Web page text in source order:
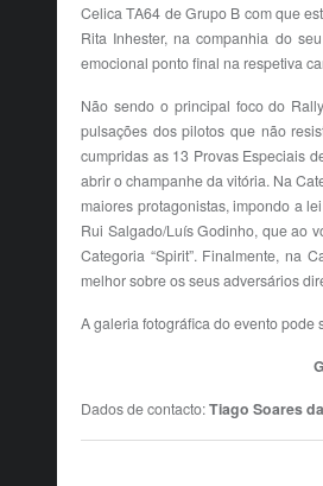
Celica TA64 de Grupo B com que
Rita Inhester, na companhia do
emocional ponto final na respetiva
Não sendo o principal foco do
pulsações dos pilotos que não
cumpridas as 13 Provas Especiais
abrir o champanhe da vitória. Na
maiores protagonistas, impondo a
Rui Salgado/Luís Godinho, que ao
Categoria “Spirit”. Finalmente, na
melhor sobre os seus adversários
A galeria fotográfica do evento pode
Dados de contacto:Tiago Soares